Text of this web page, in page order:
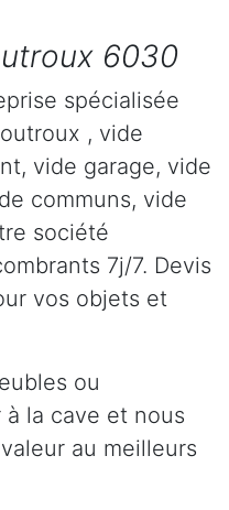
6030
spécialisée
, vide
vide garage, vide
communs, vide
société
7j/7. Devis
vos objets et
ou
la cave et nous
au meilleurs